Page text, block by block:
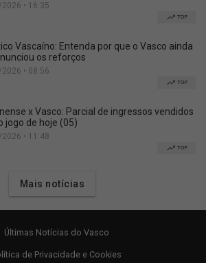
• 16:35
TOP
Vascaíno: Entenda por que o Vasco ainda
os reforços
• 08:56
TOP
x Vasco: Parcial de ingressos vendidos
jogo de hoje (05)
• 11:48
TOP
Mais notícias
Últimas Notícias do Vasco
de Privacidade e Cookies